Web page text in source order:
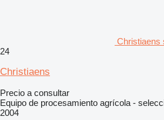
Christiaens
24
Christiaens
Precio a consultar
Equipo de procesamiento agrícola -
2004